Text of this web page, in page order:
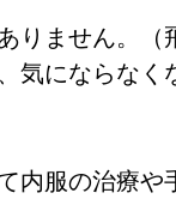
りません。（
気にならなく
内服の治療や